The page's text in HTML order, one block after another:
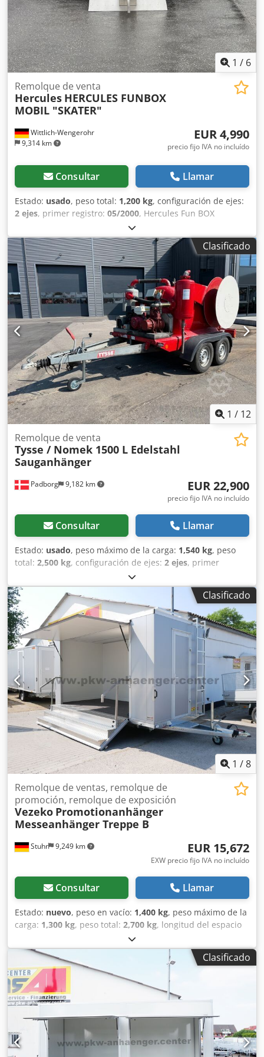
1 / 6
Wittlich-Wengerohr
9,314 km
Remolque de venta
Hercules HERCULES FUNBOX
MOBIL "SKATER"
EUR 4,990
precio fijo IVA no incluído
Consultar Llamar
Estado: usado, peso total: 1,200 kg, configuración de ejes:
2 ejes, primer registro: 05/2000, Hercules Fun BOX
instalación móvil para patinadores Djdpjtz I Snefx Aa Ujkr
Clasificado
1 / 12
Padborg 9,182 km
Remolque de venta
Tysse / Nomek 1500 L Edelstahl
Sauganhänger
EUR 22,900
precio fijo IVA no incluído
Consultar Llamar
Estado: usado, peso máximo de la carga: 1,540 kg, peso
total: 2,500 kg, configuración de ejes: 2 ejes, primer
, Año de fabricación:
ABS, Fabricante: Tysse Modelo: Nomek Minislamsuger /
Remolque con tanque de acero inoxidable de 1500 L Año:
2021 Estado: Bueno Número de serie:
YYB6357D0M0303493 Ref. nº: 8062 Fecha de matriculación:
21-04-2021 Distancia entre ejes: 2590 mm Peso total: 2500
kg Dedpfx Aex Nufaja Ujkr Peso neto: 960 kg Capacidad de
carga: 1540 kg Fabricante del tanque: Nomek Capacidad
del tanque: 1500 L Motor de la bomba: Honda GX390
gasolina Bomba de vacío: JUROP PN33 Capacidad de vacío:
3.600 litros/minuto
Clasificado
1 /8
Stuhr 9,249 km
Remolque de ventas, remolque de
promoción, remolque de exposición
Vezeko Promotionanhänger
Messeanhänger Treppe B
EUR 15,672
EXW precio fijo IVA no incluído
Consultar Llamar
Estado: nuevo, peso en vacío: 1,400 kg, peso máximo de la
carga: 1,300 kg, peso total: 2,700 kg, longitud del espacio
, anchura del espacio de carga:
mm, altura del espacio de carga:2,300 mm, Remolque de
promoción para ferias como stand modular
completamente equipado. Con un remolque para ferias
ahorra tiempo y dinero. ¿Quién no conoce el tedioso
montaje de un stand ferial modular? ¿Muchas manos,
distribuidor de remolques para turismos que también ha
estado en ferias, festivales urbanos, exposiciones
comerciales u otros eventos similares vendiendo
Clasificado